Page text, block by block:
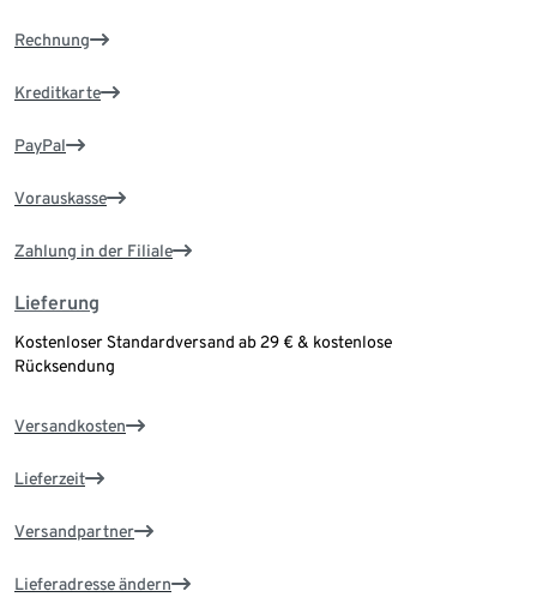
Rechnung
Kreditkarte
PayPal
Vorauskasse
Zahlung in der Filiale
Lieferung
Kostenloser Standardversand ab 29 € & kostenlose
Rücksendung
Versandkosten
Lieferzeit
Versandpartner
Lieferadresse ändern